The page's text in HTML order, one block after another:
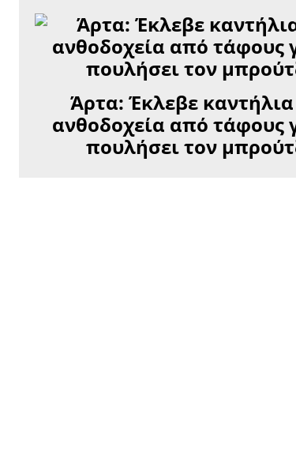
Άρτα: Έκλεβε
ανθοδοχεία από τάφους
πουλήσει τον